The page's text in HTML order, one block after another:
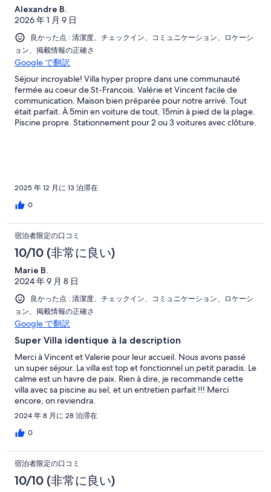
良
い
普
通
が
不
満
件
が
常
に
不
満
ミ
Alexandre B.
2026 年 1 月 9 日
良かった点 : 清潔度、チェックイン、コミュニケーション、ロケーシ
ョン、掲載情報の正確さ
Google で翻訳
Séjour incroyable! Villa hyper propre dans une communauté
fermée au coeur de St-Francois. Valérie et Vincent facile de
communication. Maison bien préparée pour notre arrivé. Tout
était parfait. À 5min en voiture de tout. 15min à pied de la plage.
Piscine propre. Stationnement pour 2 ou 3 voitures avec clôture.
2025 年 12 月に 13 泊滞在
0
宿泊者限定の口コミ
10/10 (非常に良い)
Marie B.
2024 年 9 月 8 日
良かった点 : 清潔度、チェックイン、コミュニケーション、ロケーシ
ョン、掲載情報の正確さ
Google で翻訳
Super Villa identique à la description
Merci à Vincent et Valerie pour leur accueil. Nous avons passé
un super séjour. La villa est top et fonctionnel un petit paradis. Le
calme est un havre de paix. Rien à dire, je recommande cette
villa avec sa piscine au sel, et un entretien parfait !!! Merci
encore, on reviendra.
2024 年 8 月に 28 泊滞在
0
宿泊者限定の口コミ
10/10 (非常に良い)